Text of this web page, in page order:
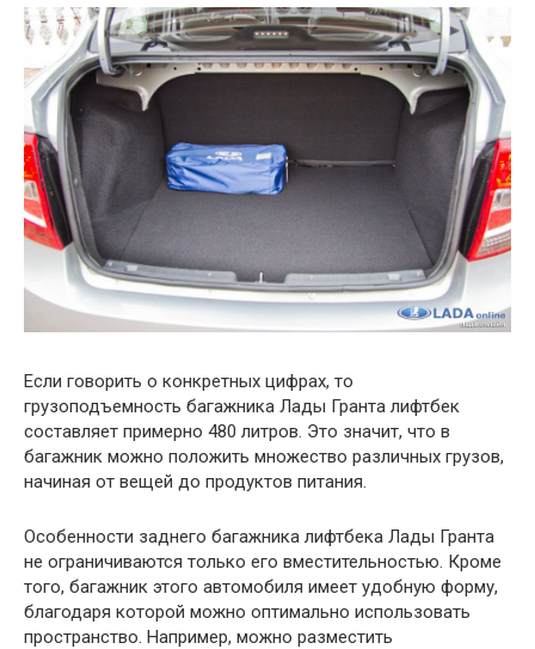
Если говорить о конкретных цифрах, то
грузоподъемность багажника Лады Гранта лифтбек
составляет примерно 480 литров. Это значит, что в
багажник можно положить множество различных грузов,
начиная от вещей до продуктов питания.
Особенности заднего багажника лифтбека Лады Гранта
не ограничиваются только его вместительностью. Кроме
того, багажник этого автомобиля имеет удобную форму,
благодаря которой можно оптимально использовать
пространство. Например, можно разместить